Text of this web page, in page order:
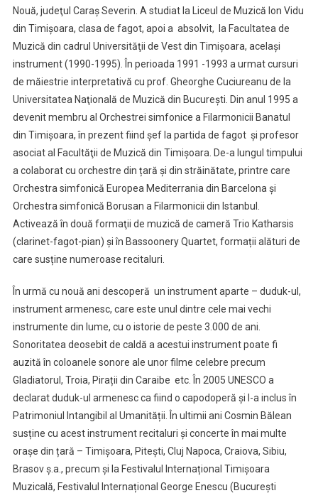
Nouă, judeţul Caraş Severin. A studiat la Liceul de Muzică Ion Vidu
din Timişoara, clasa de fagot, apoi a absolvit, la Facultatea de
Muzică din cadrul Universităţii de Vest din Timişoara, acelaşi
instrument (1990-1995). În perioada 1991 -1993 a urmat cursuri
de măiestrie interpretativă cu prof. Gheorghe Cuciureanu de la
Universitatea Naţională de Muzică din Bucureşti. Din anul 1995 a
devenit membru al Orchestrei simfonice a Filarmonicii Banatul
din Timişoara, în prezent fiind şef la partida de fagot şi profesor
asociat al Facultăţii de Muzică din Timişoara. De-a lungul timpului
a colaborat cu orchestre din țară și din străinătate, printre care
Orchestra simfonică Europea Mediterrania din Barcelona şi
Orchestra simfonică Borusan a Filarmonicii din Istanbul.
Activează în două formaţii de muzică de cameră Trio Katharsis
(clarinet-fagot-pian) şi în Bassoonery Quartet, formații alături de
care susține numeroase recitaluri.
În urmă cu nouă ani descoperă un instrument aparte – duduk-ul,
instrument armenesc, care este unul dintre cele mai vechi
instrumente din lume, cu o istorie de peste 3.000 de ani.
Sonoritatea deosebit de caldă a acestui instrument poate fi
auzită în coloanele sonore ale unor filme celebre precum
Gladiatorul, Troia, Pirații din Caraibe etc. În 2005 UNESCO a
declarat duduk-ul armenesc ca fiind o capodoperă și l-a inclus în
Patrimoniul Intangibil al Umanității. În ultimii ani Cosmin Bălean
susține cu acest instrument recitaluri și concerte în mai multe
oraşe din țară – Timișoara, Pitești, Cluj Napoca, Craiova, Sibiu,
Brasov ş.a., precum și la Festivalul Internațional Timișoara
Muzicală, Festivalul Internațional George Enescu (București